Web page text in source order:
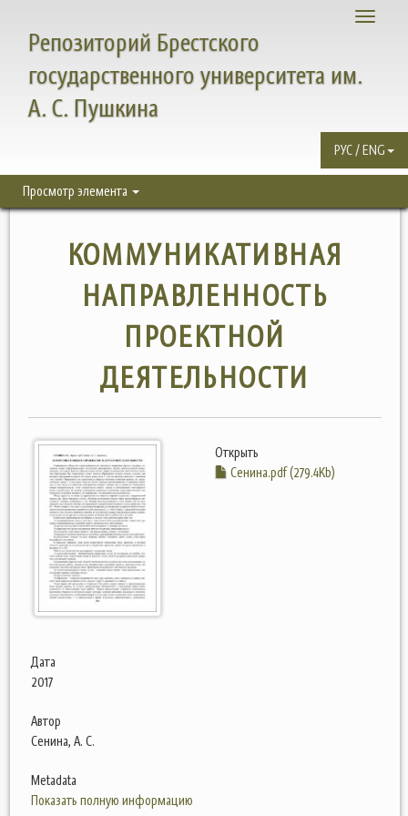
Toggle
Репозиторий Брестского
государственного университета им.
А. С. Пушкина
РУС / ENG
Просмотр элемента
КОММУНИКАТИВНАЯ
НАПРАВЛЕННОСТЬ
ПРОЕКТНОЙ
ДЕЯТЕЛЬНОСТИ
Открыть
Сенина.pdf (279.4Kb)
Дата
2017
Автор
Сенина, А. С.
Metadata
Показать полную информацию